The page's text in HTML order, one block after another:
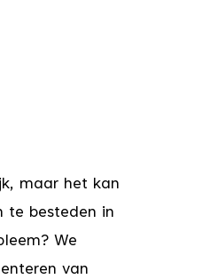
maar het kan
te besteden in
We
van